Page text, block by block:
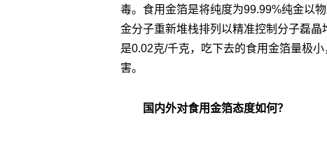
毒。食用金箔是将纯度为99.99%纯金以
金分子重新堆栈排列以精准控制分子磊
是0.02克/千克，吃下去的食用金箔量极
害。
国内外对食用金箔态度如何？